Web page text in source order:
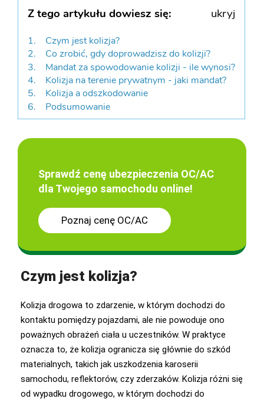
Z tego artykułu dowiesz się: ukryj
Czym jest kolizja?
Co zrobić, gdy doprowadzisz do kolizji?
Mandat za spowodowanie kolizji - ile wynosi?
Kolizja na terenie prywatnym - jaki mandat?
Kolizja a odszkodowanie
Podsumowanie
Sprawdź cenę ubezpieczenia OC/AC
dla Twojego samochodu online!
Poznaj cenę OC/AC
Czym jest kolizja?
Kolizja drogowa to zdarzenie, w którym dochodzi do
kontaktu pomiędzy pojazdami, ale nie powoduje ono
poważnych obrażeń ciała u uczestników. W praktyce
oznacza to, że kolizja ogranicza się głównie do szkód
materialnych, takich jak uszkodzenia karoserii
samochodu, reflektorów, czy zderzaków. Kolizja różni się
od wypadku drogowego, w którym dochodzi do